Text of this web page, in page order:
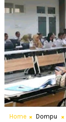
Home Dompu